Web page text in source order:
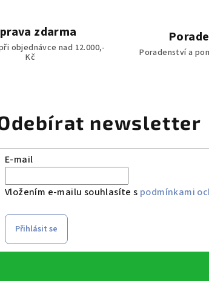
zdarma
objednávce nad 12.000,-
Kč
Poradenství a
newsletter
E-mail
Vložením e-mailu souhlasíte s podmínkami
Přihlásit se